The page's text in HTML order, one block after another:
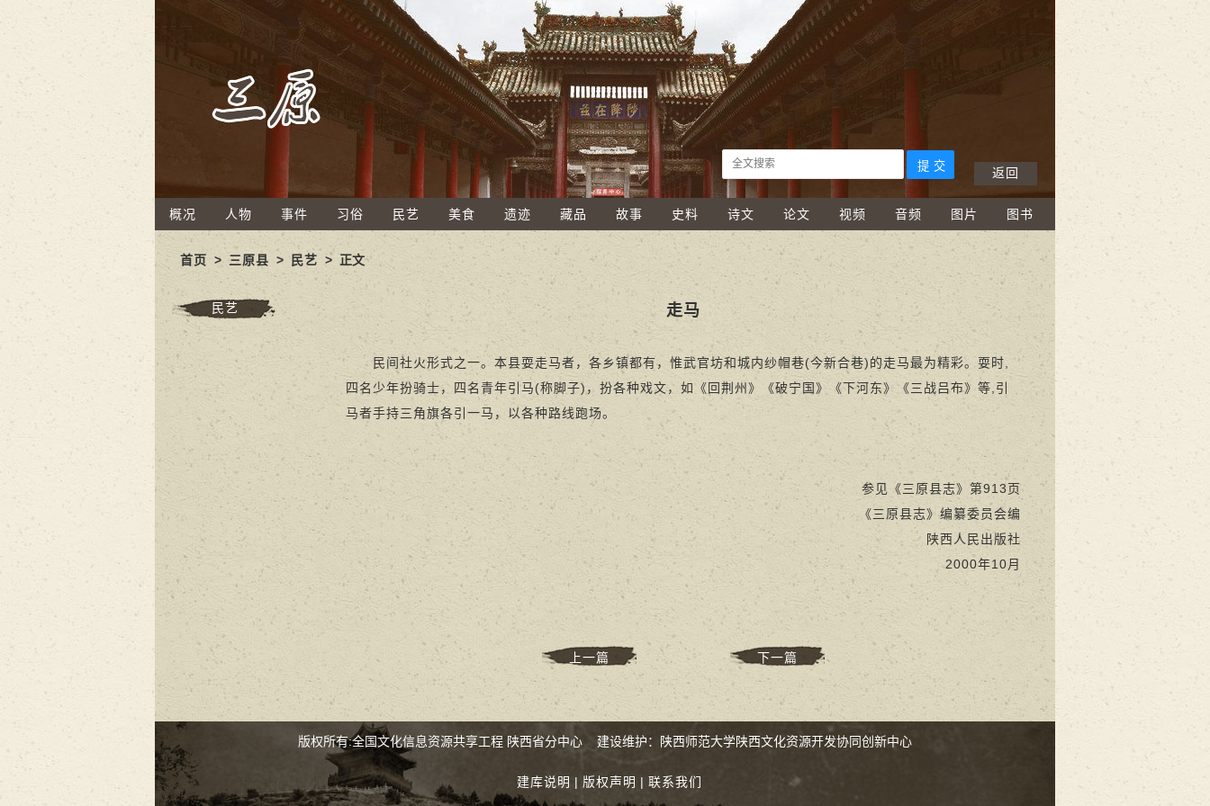
概况 人物 事件 习俗 民艺 美食 遗迹 藏品 故事 史料 诗文 论文 视频 音频 图片 图书
返回
首页 >三原县 > 民艺 > 正文
民艺 走马
民间社火形式之一。本县耍走马者，各乡镇都有，惟武官坊和城内纱帽巷(今新合巷)的走马最为精彩。耍时,
四名少年扮骑士，四名青年引马(称脚子)，扮各种戏文，如《回荆州》《破宁国》《下河东》《三战吕布》等,引
马者手持三角旗各引一马，以各种路线跑场。
参见《三原县志》第913页
《三原县志》编纂委员会编
陕西人民出版社
2000年10月
上一篇 下一篇
版权所有:全国文化信息资源共享工程 陕西省分中心 建设维护：陕西师范大学陕西文化资源开发协同创新中心
建库说明 | 版权声明 | 联系我们